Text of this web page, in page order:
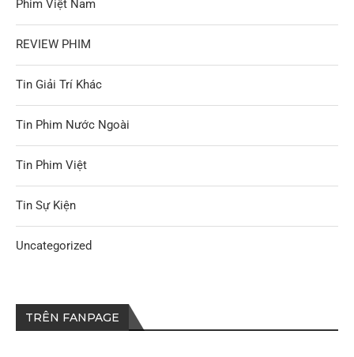
Phim Việt Nam
REVIEW PHIM
Tin Giải Trí Khác
Tin Phim Nước Ngoài
Tin Phim Việt
Tin Sự Kiện
Uncategorized
TRÊN FANPAGE